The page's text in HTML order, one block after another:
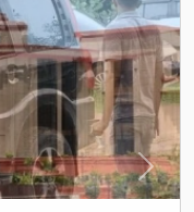
Next